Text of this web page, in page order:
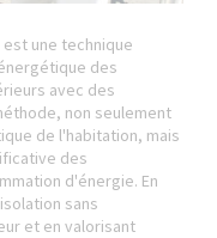
est une technique
des
avec des
non seulement
de l'habitation, mais
des
d'énergie. En
sans
et en valorisant